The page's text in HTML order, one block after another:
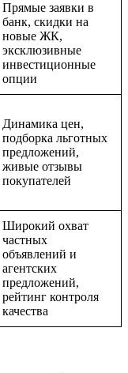
Прямые заявки в
банк, скидки на
новые ЖК,
эксклюзивные
инвестиционные
опции
Динамика цен,
подборка льготных
предложений,
живые отзывы
покупателей
Широкий охват
частных
объявлений и
агентских
предложений,
рейтинг контроля
качества